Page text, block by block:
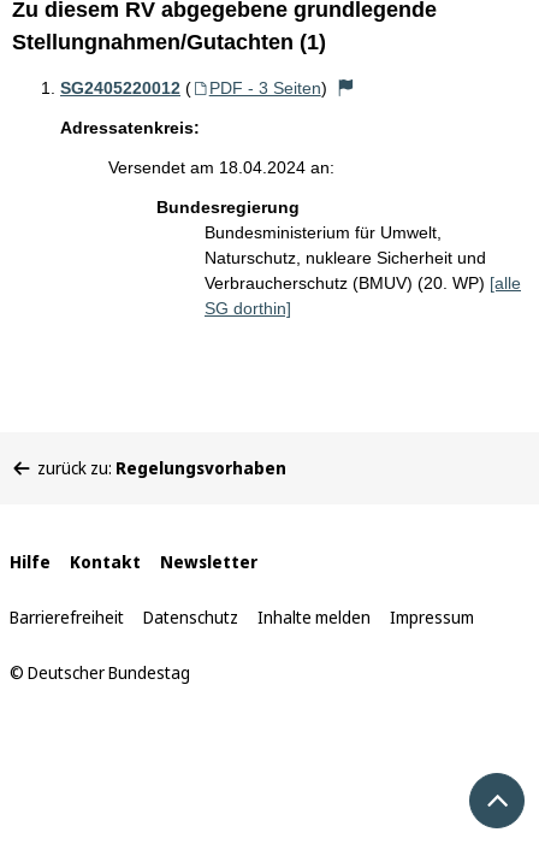
Zu diesem RV abgegebene grundlegende
Stellungnahmen/Gutachten (1)
SG2405220012 ( PDF - 3 Seiten)
Adressatenkreis:
Versendet am 18.04.2024 an:
Bundesregierung
Bundesministerium für Umwelt,
Naturschutz, nukleare Sicherheit und
Verbraucherschutz (BMUV) (20. WP) [alle
SG dorthin]
befinden
zurück zu: Regelungsvorhaben
Interne
Links
Hilfe Kontakt Newsletter
Barrierefreiheit Datenschutz Inhalte melden Impressum
© Deutscher Bundestag